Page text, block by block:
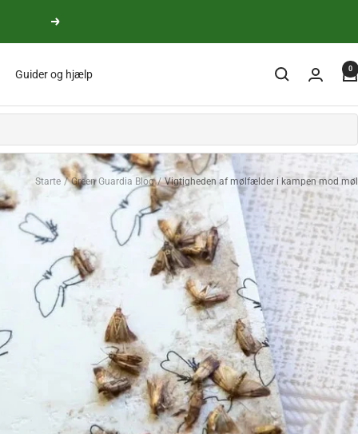
yderligere
Guider og hjælp 0
Starte Green Guardia Blog Vigtigheden af mølfælder i kampen mod møl